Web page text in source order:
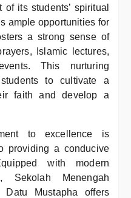
its students’ spiritual
ample opportunities for
a strong sense of
Islamic lectures,
This nurturing
to cultivate a
faith and develop a
to excellence is
providing a conducive
with modern
Sekolah Menengah
Datu Mustapha offers